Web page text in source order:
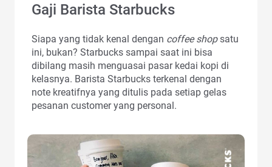
Gaji Barista Starbucks
Siapa yang tidak kenal dengan coffee shopsatu
ini, bukan? Starbucks sampai saat ini bisa
dibilang masih menguasai pasar kedai kopi di
kelasnya. Barista Starbucks terkenal dengan
note kreatifnya yang ditulis pada setiap gelas
pesanan customer yang personal.